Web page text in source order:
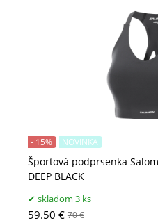
Športová podprsenka
DEEP BLACK
- 15% NOVINKA
skladom 3 ks
59.50 € 70 €